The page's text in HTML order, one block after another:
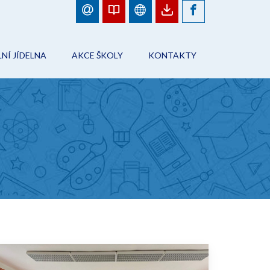
JÍDELNA
JÍDEL
ŠKOLNÍHO STRAVOVÁNÍ
AKCE ŠKOLY
FOTOGALERIE
PLÁN AKCÍ
AKCE ŠKOLY
KONTAKTY
ŠKOLA
PRACOVNÍCI ŠKOLY
ŠKOLNÍ JÍDELNA
ŠKOLNÍ DRUŽINA